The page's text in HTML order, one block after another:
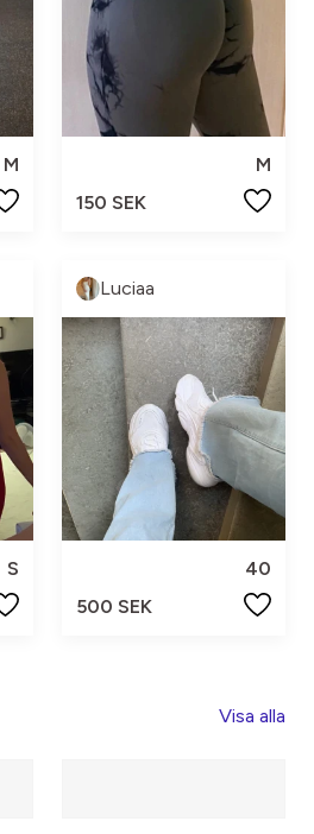
M
M
150 SEK
S
Luciaa
40
500 SEK
Visa alla